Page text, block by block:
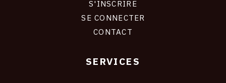
S'INSCRIRE
SE CONNECTER
CONTACT
SERVICES